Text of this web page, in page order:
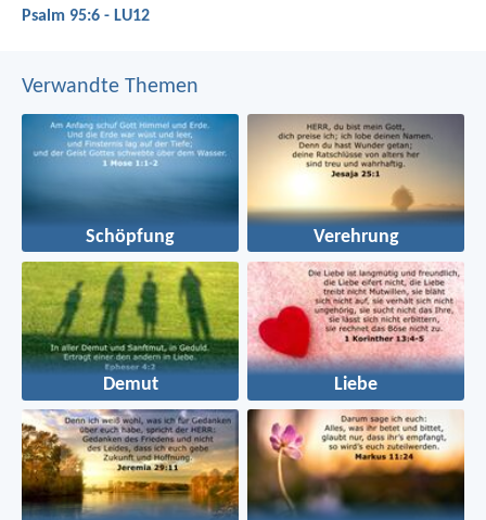
Psalm 95:6 - LU12
Verwandte Themen
Schöpfung Verehrung
Demut Liebe